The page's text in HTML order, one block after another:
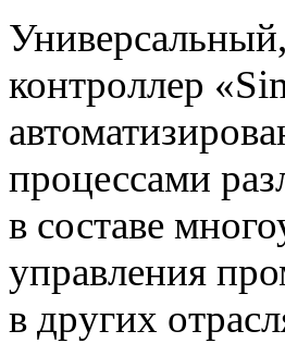
контроллер
процессами
в составе
управления
в других